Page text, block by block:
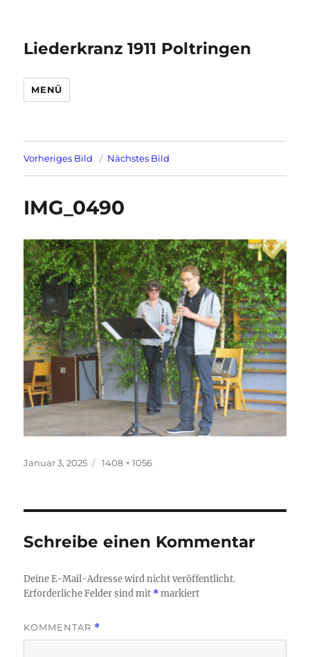
Liederkranz 1911 Poltringen
MENÜ
Vorheriges Bild Nächstes Bild
IMG_0490
Veröffentlicht
Januar 3, 2025 Originalgröße
1408 × 1056
Schreibe einen Kommentar
Deine E-Mail-Adresse wird nicht veröffentlicht.
Erforderliche Felder sind mit *markiert
KOMMENTAR *